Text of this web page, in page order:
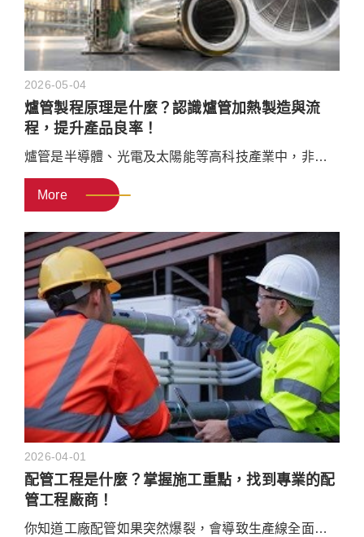
2026-05-04
爐管製程原理是什麼？認識爐管加熱製造與流
程，提升產品良率！
爐管是半導體、光電及太陽能等高科技產業中，非常
重要的設備之一，晶圓或基板的許多關鍵步驟，都必
須在爐管內加熱製造才能進行。本文將介紹爐管設備
的運作原理、不同材質的特性、常見的爐管製程應
用，以及在維修與污染控制上的重點，幫助技術與研
發人員優化製程，提升產品良率。
More
2026-04-01
配管工程是什麼？掌握施工重點，找到專業的配
管工程廠商！
你知道工廠配管如果突然爆裂，會導致生產線全面停